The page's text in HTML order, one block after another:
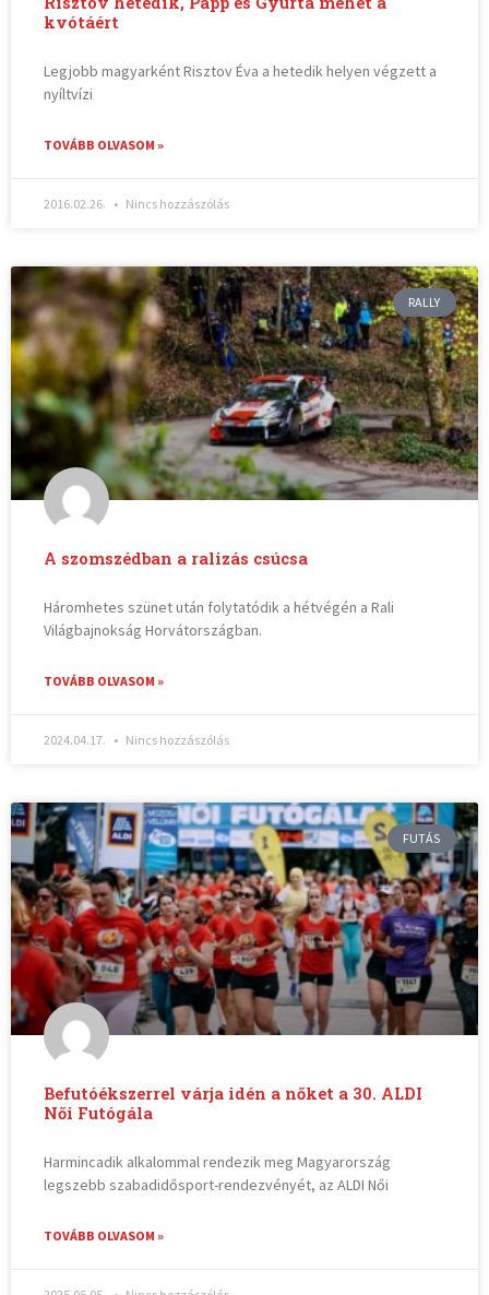
kvótáért
Legjobb magyarként Risztov Éva a hetedik helyen végzett a
nyíltvízi
TOVÁBB OLVASOM »
2016.02.26. Nincs hozzászólás
RALLY
A szomszédban a ralizás csúcsa
Háromhetes szünet után folytatódik a hétvégén a Rali
Világbajnokság Horvátországban.
TOVÁBB OLVASOM »
2024.04.17. Nincs hozzászólás
FUTÁS
Befutóékszerrel várja idén a nőket a 30. ALDI
Női Futógála
Harmincadik alkalommal rendezik meg Magyarország
legszebb szabadidősport-rendezvényét, az ALDI Női
TOVÁBB OLVASOM »